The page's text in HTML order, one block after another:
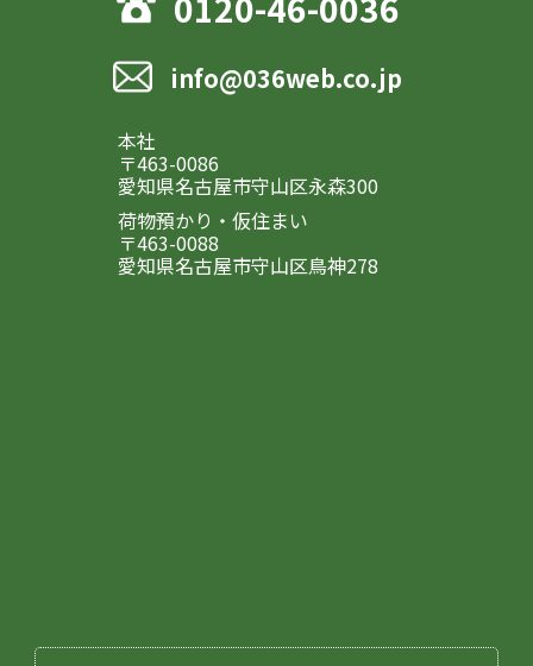
info@036web.co.jp
本社
〒463-0086
愛知県名古屋市守山区永森300
荷物預かり・仮住まい
〒463-0088
愛知県名古屋市守山区鳥神278